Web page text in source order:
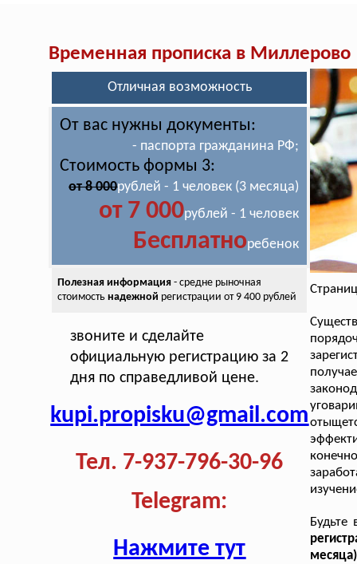
Временная прописка в Миллерово
Отличная возможность
От вас нужны документы:
- паспорта гражданина РФ;
Стоимость формы 3:
от 8 000рублей - 1 человек (3 месяца)
от 7 000рублей - 1 человек
Бесплатноребенок
Полезная информация- средне рыночная
стоимость надежной регистрации от 9 400 рублей
звоните и сделайте
официальную регистрацию за 2
дня по справедливой цене.
kupi.propisku@gmail.com
Тел. 7-937-796-30-96
Telegram:
Нажмите тут